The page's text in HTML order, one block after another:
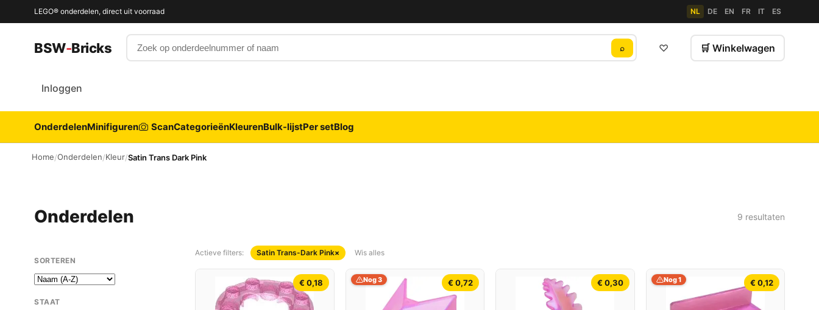
LEGO® onderdelen, direct uit voorraad NL DE EN FR IT ES
BSW-Bricks Zoek op onderdeelnummer of naam
⌕ ♡ 🛒 Winkelwagen
Inloggen
OnderdelenMinifiguren ScanCategorieënKleurenBulk-lijstPer setBlog
Home/Onderdelen/Kleur/Satin Trans Dark Pink
Onderdelen 9 resultaten
SORTEREN
STAAT
Actieve filters: Satin Trans-Dark Pink× Wis alles
€ 0,18 € 0,72
Nog 3 € 0,30 € 0,12
Nog 1